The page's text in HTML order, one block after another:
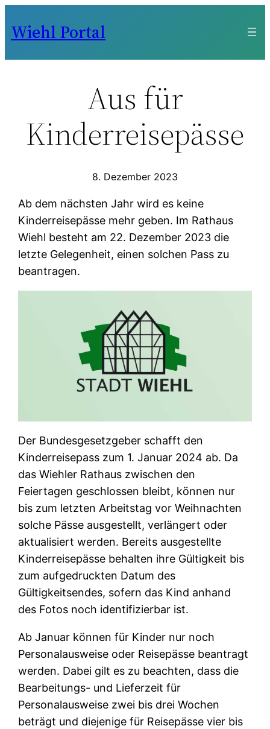
Inhalt
Wiehl Portal
Aus für
Kinderreisepässe
8. Dezember 2023
Ab dem nächsten Jahr wird es keine
Kinderreisepässe mehr geben. Im Rathaus
Wiehl besteht am 22. Dezember 2023 die
letzte Gelegenheit, einen solchen Pass zu
beantragen.
Der Bundesgesetzgeber schafft den
Kinderreisepass zum 1. Januar 2024 ab. Da
das Wiehler Rathaus zwischen den
Feiertagen geschlossen bleibt, können nur
bis zum letzten Arbeitstag vor Weihnachten
solche Pässe ausgestellt, verlängert oder
aktualisiert werden. Bereits ausgestellte
Kinderreisepässe behalten ihre Gültigkeit bis
zum aufgedruckten Datum des
Gültigkeitsendes, sofern das Kind anhand
des Fotos noch identifizierbar ist.
Ab Januar können für Kinder nur noch
Personalausweise oder Reisepässe beantragt
werden. Dabei gilt es zu beachten, dass die
Bearbeitungs- und Lieferzeit für
Personalausweise zwei bis drei Wochen
beträgt und diejenige für Reisepässe vier bis